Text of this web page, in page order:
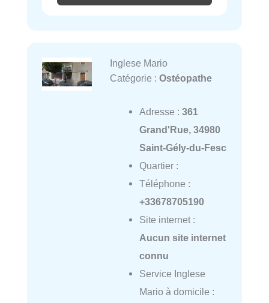
Inglese Mario
Catégorie : Ostéopathe
Adresse : 361
Grand'Rue, 34980
Saint-Gély-du-Fesc
Quartier :
Téléphone :
+33678705190
Site internet :
Aucun site internet
connu
Service Inglese
Mario à domicile :